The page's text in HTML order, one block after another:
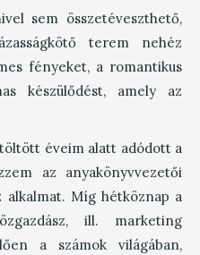
sem összetéveszthető,
terem nehéz
fényeket, a romantikus
készülődést, amely az
éveim alatt adódott a
az anyakönyvvezetői
alkalmat. Míg hétköznap a
ill. marketing
a számok világában,